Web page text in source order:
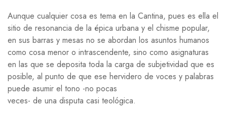
Aunque cualquier cosa es tema en la Cantina, pues es ella el
sitio de resonancia de la épica urbana y el chisme popular,
en sus barras y mesas no se abordan los asuntos humanos
como cosa menor o intrascendente, sino como asignaturas
en las que se deposita toda la carga de subjetividad que es
posible, al punto de que ese hervidero de voces y palabras
puede asumir el tono -no pocas
veces- de una disputa casi teológica.